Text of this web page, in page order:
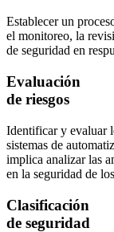
Establecer un
el monitoreo, la
de seguridad en
Evaluación
de riesgos
Identificar y evaluar
sistemas de
implica analizar las
en la seguridad de
Clasificación
de seguridad